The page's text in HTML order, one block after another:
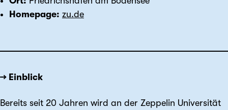
Homepage: zu.de
→ Einblick
Bereits seit 20 Jahren wird an der Zeppelin Universität